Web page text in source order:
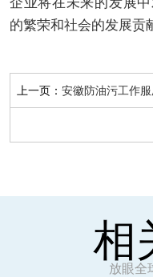
的繁荣和社会的发展贡
上一页：安徽防油污工作服
相
放眼全